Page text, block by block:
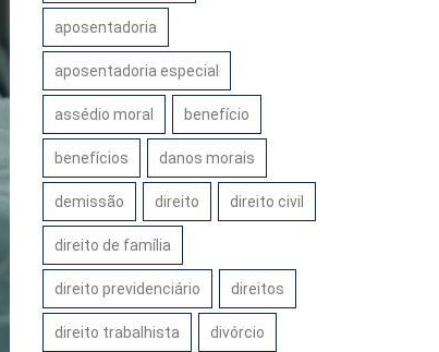
aposentadoria
aposentadoria especial
assédio moral benefício
benefícios danos morais
demissão direito direito civil
direito de família
direito previdenciário direitos
direito trabalhista divórcio